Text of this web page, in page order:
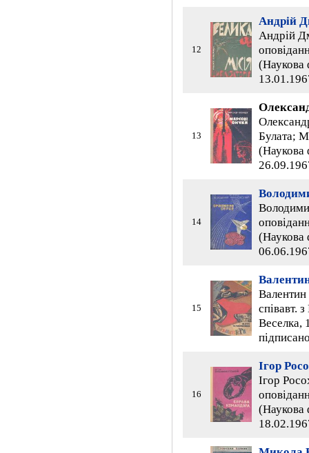
12
Андрій
Андрій
(Наукова
13
Булата;
(Наукова
14
(Наукова
15
співавт.
Веселка,
16
Ігор
Ігор
(Наукова